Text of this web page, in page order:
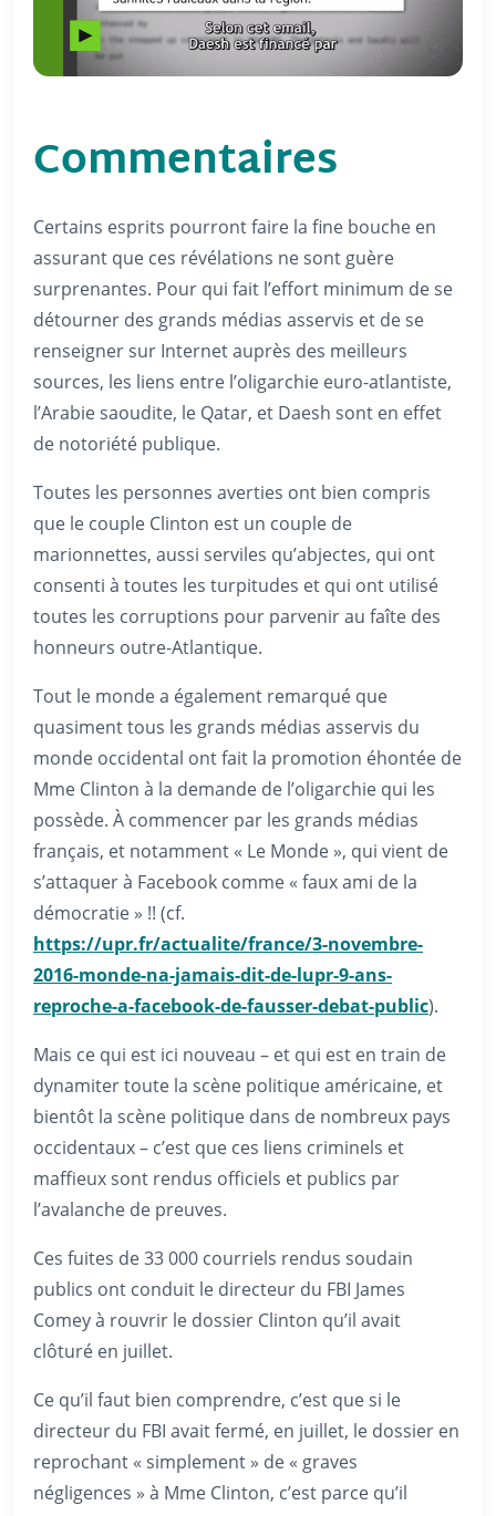
Commentaires
Certains esprits pourront faire la fine bouche en
assurant que ces révélations ne sont guère
surprenantes. Pour qui fait l’effort minimum de se
détourner des grands médias asservis et de se
renseigner sur Internet auprès des meilleurs
sources, les liens entre l’oligarchie euro-atlantiste,
l’Arabie saoudite, le Qatar, et Daesh sont en effet
de notoriété publique.
Toutes les personnes averties ont bien compris
que le couple Clinton est un couple de
marionnettes, aussi serviles qu’abjectes, qui ont
consenti à toutes les turpitudes et qui ont utilisé
toutes les corruptions pour parvenir au faîte des
honneurs outre-Atlantique.
Tout le monde a également remarqué que
quasiment tous les grands médias asservis du
monde occidental ont fait la promotion éhontée de
Mme Clinton à la demande de l’oligarchie qui les
possède. À commencer par les grands médias
français, et notamment « Le Monde », qui vient de
s’attaquer à Facebook comme « faux ami de la
démocratie » !! (cf.
https://upr.fr/actualite/france/3-novembre-
2016-monde-na-jamais-dit-de-lupr-9-ans-
reproche-a-facebook-de-fausser-debat-public).
Mais ce qui est ici nouveau – et qui est en train de
dynamiter toute la scène politique américaine, et
bientôt la scène politique dans de nombreux pays
occidentaux – c’est que ces liens criminels et
maffieux sont rendus officiels et publics par
l’avalanche de preuves.
Ces fuites de 33 000 courriels rendus soudain
publics ont conduit le directeur du FBI James
Comey à rouvrir le dossier Clinton qu’il avait
clôturé en juillet.
Ce qu’il faut bien comprendre, c’est que si le
directeur du FBI avait fermé, en juillet, le dossier en
reprochant « simplement » de « graves
négligences » à Mme Clinton, c’est parce qu’il